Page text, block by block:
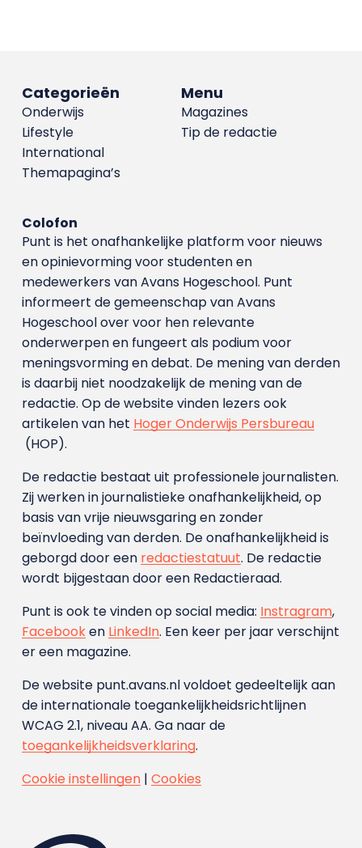
Menu
Magazines
Tip de redactie
Categorieën
Onderwijs
Lifestyle
International
Themapagina’s
Colofon
Punt is het onafhankelijke platform voor nieuws
en opinievorming voor studenten en
medewerkers van Avans Hoge­school. Punt
informeert de gemeenschap van Avans
Hogeschool over voor hen relevante
onderwerpen en fungeert als podium voor
meningsvorming en debat. De mening van derden
is daarbij niet noodzakelijk de mening van de
redactie. Op de website vinden lezers ook
artikelen van het Hoger Onderwijs Persbureau
(HOP).
De redactie bestaat uit professionele journalisten.
Zij werken in journalistieke onafhankelijkheid, op
basis van vrije nieuwsgaring en zonder
beïnvloeding van derden. De onafhankelijkheid is
geborgd door een redactiestatuut. De redactie
wordt bijgestaan door een Redactieraad.
Punt is ook te vinden op social media: Instragram,
Facebooken LinkedIn. Een keer per jaar verschijnt
er een magazine.
De website punt.avans.nl voldoet gedeeltelijk aan
de internationale toegankelijkheidsrichtlijnen
WCAG 2.1, niveau AA. Ga naar de
toegankelijkheidsverklaring.
Cookie instellingen| Cookies